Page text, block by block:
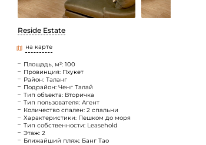
Reside Estate
на карте
Площадь, м²: 100
Провинция: Пхукет
Район: Таланг
Подрайон: Ченг Талай
Тип объекта: Вторичка
Тип пользователя: Агент
Количество спален: 2 спальни
Характеристики: Пешком до моря
Тип собственности: Leasehold
Этаж: 2
Ближайший пляж: Банг Тао